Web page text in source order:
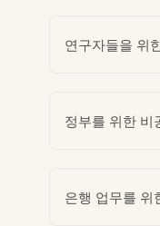
연구자들을 위
정부를 위한 비
은행 업무를 위